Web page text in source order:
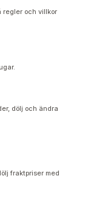
regler och villkor
dölj och ändra
fraktpriser med